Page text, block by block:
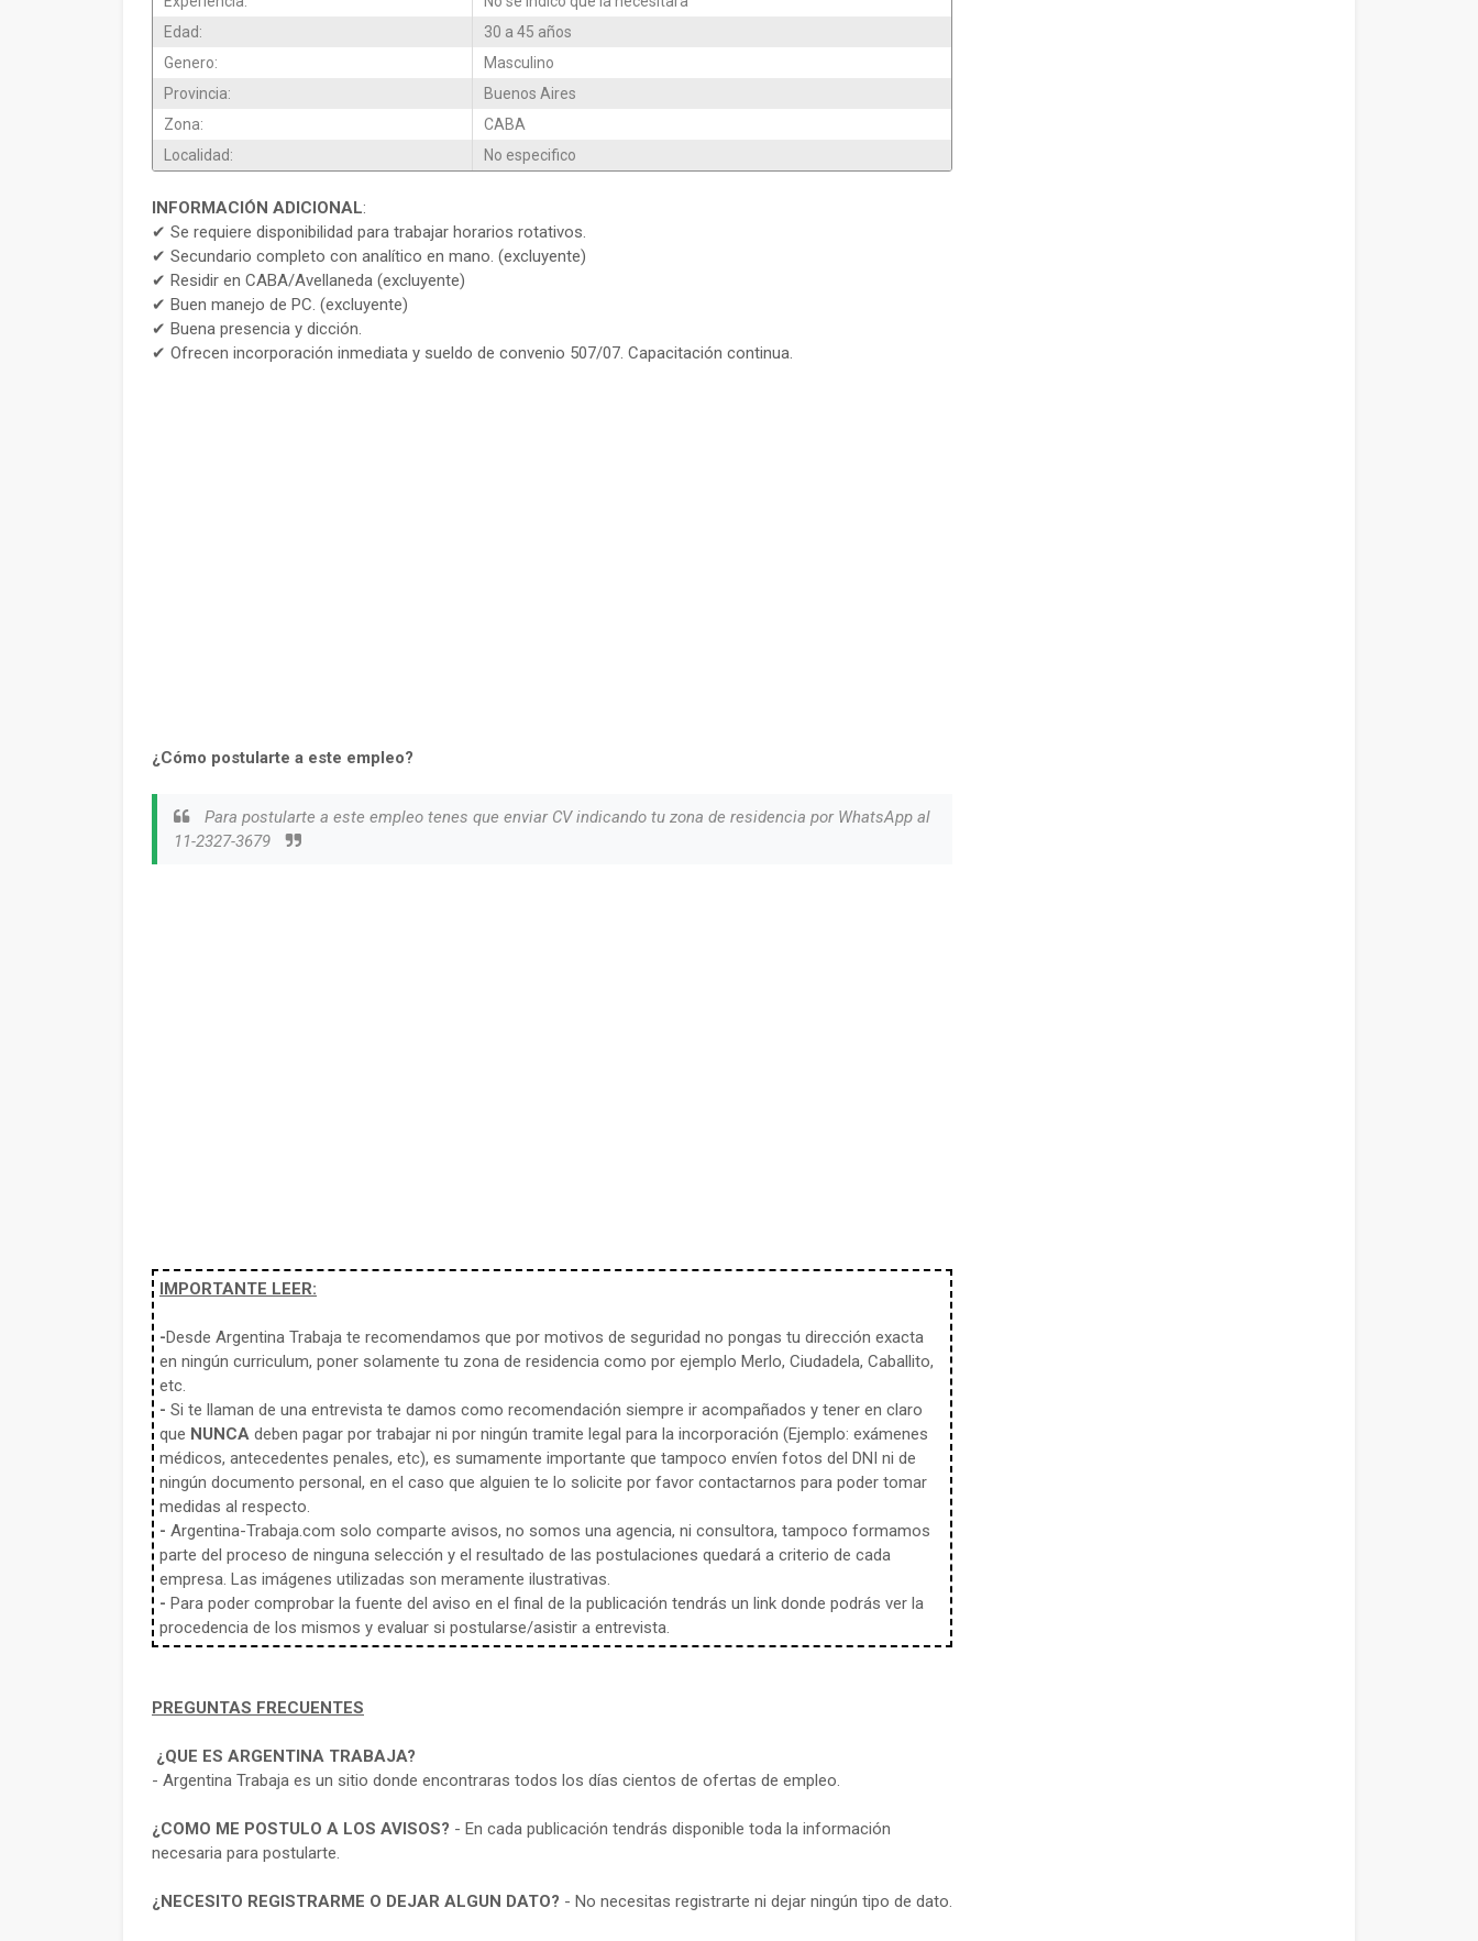
Edad:
30 a 45 años
Genero:
Masculino
Provincia:
Buenos Aires
Zona:
CABA
Localidad:
No especifico
INFORMACIÓN ADICIONAL:
✔ Se requiere disponibilidad para trabajar horarios rotativos.
✔ Secundario completo con analítico en mano. (excluyente)
✔ Residir en CABA/Avellaneda (excluyente)
✔ Buen manejo de PC. (excluyente)
✔ Buena presencia y dicción.
✔ Ofrecen incorporación inmediata y sueldo de convenio 507/07. Capacitación continua.
¿Cómo postularte a este empleo?
Para postularte a este empleo tenes que enviar CV indicando tu zona de residencia por WhatsApp al
11-2327-3679
IMPORTANTE LEER:
-Desde Argentina Trabaja te recomendamos que por motivos de seguridad no pongas tu dirección exacta
en ningún curriculum, poner solamente tu zona de residencia como por ejemplo Merlo, Ciudadela, Caballito,
etc.
- Si te llaman de una entrevista te damos como recomendación siempre ir acompañados y tener en claro
que NUNCA deben pagar por trabajar ni por ningún tramite legal para la incorporación (Ejemplo: exámenes
médicos, antecedentes penales, etc), es sumamente importante que tampoco envíen fotos del DNI ni de
ningún documento personal, en el caso que alguien te lo solicite por favor contactarnos para poder tomar
medidas al respecto.
- Argentina-Trabaja.com solo comparte avisos, no somos una agencia, ni consultora, tampoco formamos
parte del proceso de ninguna selección y el resultado de las postulaciones quedará a criterio de cada
empresa. Las imágenes utilizadas son meramente ilustrativas.
- Para poder comprobar la fuente del aviso en el final de la publicación tendrás un link donde podrás ver la
procedencia de los mismos y evaluar si postularse/asistir a entrevista.
PREGUNTAS FRECUENTES
¿QUE ES ARGENTINA TRABAJA?
- Argentina Trabaja es un sitio donde encontraras todos los días cientos de ofertas de empleo.
¿COMO ME POSTULO A LOS AVISOS? - En cada publicación tendrás disponible toda la información
necesaria para postularte.
¿NECESITO REGISTRARME O DEJAR ALGUN DATO? - No necesitas registrarte ni dejar ningún tipo de dato.